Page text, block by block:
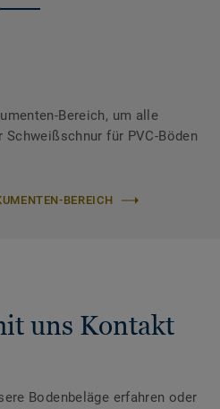
Bereich, um alle
für PVC-Böden
BEREICH
uns Kontakt
Bodenbeläge erfahren oder